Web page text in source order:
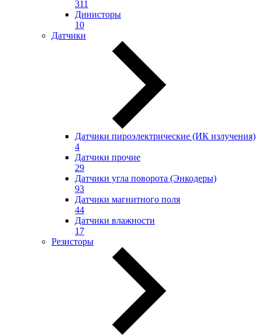
311
Динисторы
10
Датчики
Датчики пироэлектрические (ИК излучения)
4
Датчики прочие
29
Датчики угла поворота (Энкодеры)
93
Датчики магнитного поля
44
Датчики влажности
17
Резисторы